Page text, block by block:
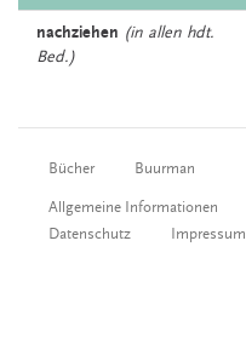
nachziehen (in allen hdt.
Bed.)
Bücher Buurman
Allgemeine Informationen
Datenschutz
Impressum